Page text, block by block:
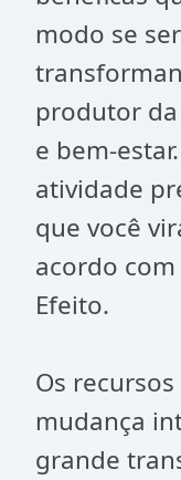
modo se
produtor
e bem-
atividade
que você
acordo
Efeito.
Os
mudança
grande